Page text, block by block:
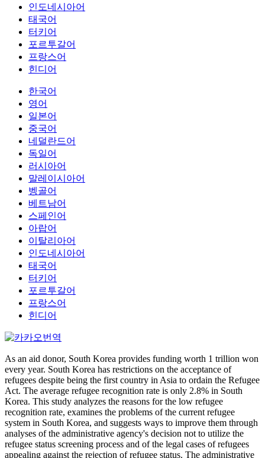
인도네시아어
태국어
터키어
포르투갈어
프랑스어
힌디어
한국어
영어
일본어
중국어
네덜란드어
독일어
러시아어
말레이시아어
벵골어
베트남어
스페인어
아랍어
이탈리아어
인도네시아어
태국어
터키어
포르투갈어
프랑스어
힌디어
As an aid donor, South Korea provides funding worth 1 trillion won
every year. South Korea has restrictions on the acceptance of
refugees despite being the first country in Asia to ordain the Refugee
Act. The average refugee recognition rate is only 2.8% in South
Korea. This study analyzes the reasons for the low refugee
recognition rate, examines the problems of the current refugee
system in South Korea, and suggests ways to improve them through
analyses of the administrative agency's decision not to utilize the
refugee status screening process and of the legal cases of refugees
appealing against the rejection of refugee status. The administrative